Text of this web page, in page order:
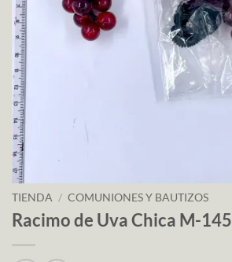
TIENDA / COMUNIONES Y BAUTIZOS
Racimo de Uva Chica M-145